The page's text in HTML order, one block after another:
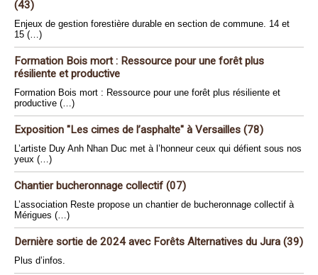
(43)
Enjeux de gestion forestière durable en section de commune. 14 et
15 (…)
Formation Bois mort : Ressource pour une forêt plus
résiliente et productive
Formation Bois mort : Ressource pour une forêt plus résiliente et
productive (…)
Exposition "Les cimes de l’asphalte" à Versailles (78)
L’artiste Duy Anh Nhan Duc met à l’honneur ceux qui défient sous nos
yeux (…)
Chantier bucheronnage collectif (07)
L’association Reste propose un chantier de bucheronnage collectif à
Mérigues (…)
Dernière sortie de 2024 avec Forêts Alternatives du Jura (39)
Plus d’infos.